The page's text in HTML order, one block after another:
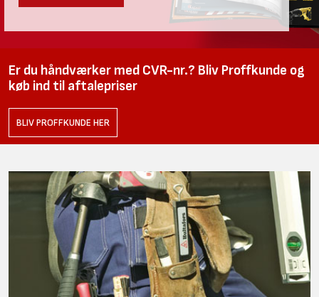
Er du håndværker med CVR-nr.? Bliv Proffkunde og
køb ind til aftalepriser
BLIV PROFFKUNDE HER